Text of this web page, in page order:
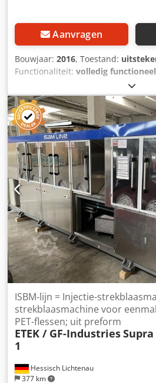
Aanvragen
Bouwjaar: 2016, Toestand:
Functionaliteit: volledig functioneel
Model: Mirex-MT-V 1-RZE 120-1800
Uitstekend Gebruik: PET / PP / PS-
Diktebereik: 0,25 - 2,2 mm Uitvoer:
plaatbreedte: 1600 mm Extruder:
voeding: 3 x 480 V 60 Hz met N
mm Diameters kalenderrol: 450 /
plaatbreedte siliconenbad: 1600
siliconenbadplaat: 0,15 - 1,5 mm
positie-opwinder WOB 1800 voor
inbegrepen. Alle details zijn
en/of fouten. Alle apparatuur is
beschikbaarheid en/of eerdere
Hessisch Lichtenau
377 km
ISBM-lijn = Injectie-
strekblaasmachine voor
PET-flessen; uit preform
ETEK / GF-IndustriesSupra
1